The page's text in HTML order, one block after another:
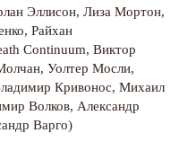
Эллисон, Лиза Мортон,
, Райхан
Continuum, Виктор
, Уолтер Мосли,
Кривонос, Михаил
Волков, Александр
Варго)